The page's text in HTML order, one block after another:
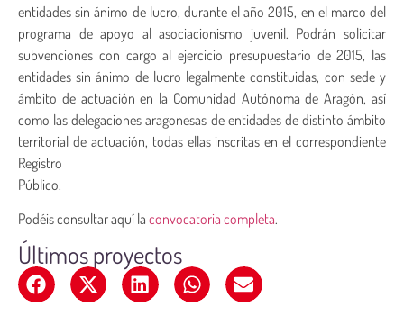
entidades sin ánimo de lucro, durante el año 2015, en el marco del
programa de apoyo al asociacionismo juvenil. Podrán solicitar
subvenciones con cargo al ejercicio presupuestario de 2015, las
entidades sin ánimo de lucro legalmente constituidas, con sede y
ámbito de actuación en la Comunidad Autónoma de Aragón, así
como las delegaciones aragonesas de entidades de distinto ámbito
territorial de actuación, todas ellas inscritas en el correspondiente
Registro
Público.
Podéis consultar aquí la convocatoria completa.
Últimos proyectos